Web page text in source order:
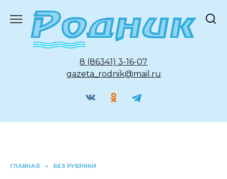
содержанию
8 (86341) 3-16-07
gazeta_rodnik@mail.ru
ГЛАВНАЯ » БЕЗ РУБРИКИ